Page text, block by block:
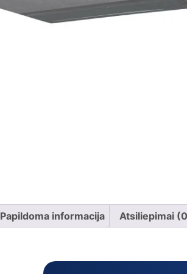
Papildoma informacija Atsiliepimai